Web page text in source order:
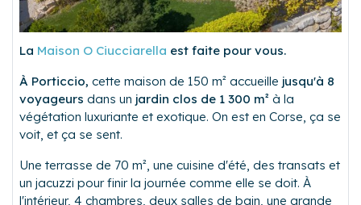
La Maison O Ciucciarella est faite pour vous.
À Porticcio, cette maison de 150 m² accueille jusqu'à 8
voyageurs dans un jardin clos de 1 300 m² à la
végétation luxuriante et exotique. On est en Corse, ça se
voit, et ça se sent.
Une terrasse de 70 m², une cuisine d'été, des transats et
un jacuzzi pour finir la journée comme elle se doit. À
l'intérieur, 4 chambres, deux salles de bain, une grande